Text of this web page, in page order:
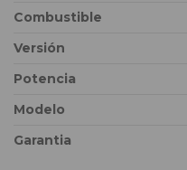
Combustible
Versión
Potencia
Modelo
Garantia